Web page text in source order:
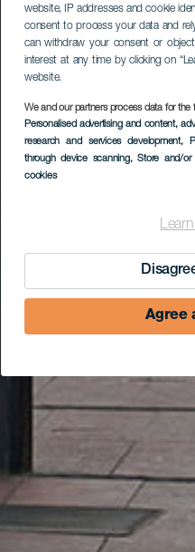
website, IP addresses and cookie
consent to process your data and
can withdraw your consent or
interest at any time by clicking on
website.
We and our partners process data for the
Personalised advertising and content,
research and services development,
through device scanning, Store and/or
cookies
Agree